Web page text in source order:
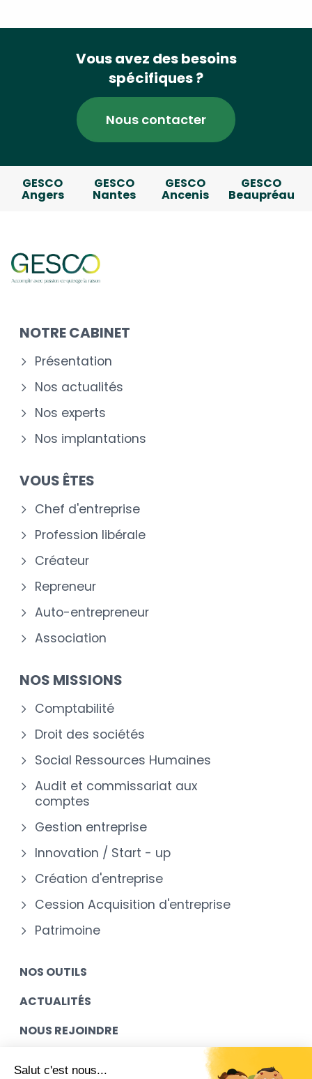
Vous avez des besoins
spécifiques ?
Nous contacter
GESCO
Angers
GESCO
Nantes
GESCO
Ancenis
GESCO
Beaupréau
NOTRE CABINET
Présentation
Nos actualités
Nos experts
Nos implantations
VOUS ÊTES
Chef d'entreprise
Profession libérale
Créateur
Repreneur
Auto-entrepreneur
Association
NOS MISSIONS
Comptabilité
Droit des sociétés
Social Ressources Humaines
Audit et commissariat aux
comptes
Gestion entreprise
Innovation / Start - up
Création d'entreprise
Cession Acquisition d'entreprise
Patrimoine
NOS OUTILS
ACTUALITÉS
NOUS REJOINDRE
Salut c'est nous...